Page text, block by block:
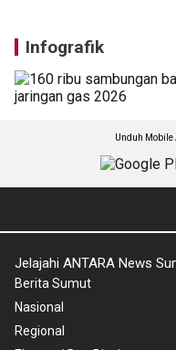
Pelantikan DHD 45,
Gubernur Sumut tekankan
Selasa, 4 Agustus 2026